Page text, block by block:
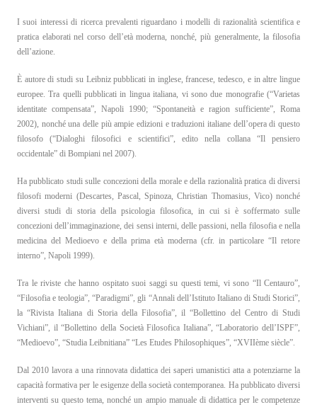
I suoi interessi di ricerca prevalenti riguardano i modelli di razionalità scientifica e
pratica elaborati nel corso dell’età moderna, nonché, più generalmente, la filosofia
dell’azione.
È autore di studi su Leibniz pubblicati in inglese, francese, tedesco, e in altre lingue
europee. Tra quelli pubblicati in lingua italiana, vi sono due monografie (“Varietas
identitate compensata”, Napoli 1990; “Spontaneità e ragion sufficiente”, Roma
2002), nonché una delle più ampie edizioni e traduzioni italiane dell’opera di questo
filosofo (“Dialoghi filosofici e scientifici”, edito nella collana “Il pensiero
occidentale” di Bompiani nel 2007).
Ha pubblicato studi sulle concezioni della morale e della razionalità pratica di diversi
filosofi moderni (Descartes, Pascal, Spinoza, Christian Thomasius, Vico) nonché
diversi studi di storia della psicologia filosofica, in cui si è soffermato sulle
concezioni dell’immaginazione, dei sensi interni, delle passioni, nella filosofia e nella
medicina del Medioevo e della prima età moderna (cfr. in particolare “Il retore
interno”, Napoli 1999).
Tra le riviste che hanno ospitato suoi saggi su questi temi, vi sono “Il Centauro”,
“Filosofia e teologia”, “Paradigmi”, gli “Annali dell’Istituto Italiano di Studi Storici”,
la “Rivista Italiana di Storia della Filosofia”, il “Bollettino del Centro di Studi
Vichiani”, il “Bollettino della Società Filosofica Italiana”, “Laboratorio dell’ISPF”,
“Medioevo”, “Studia Leibnitiana” “Les Etudes Philosophiques”, “XVIIème siècle”.
Dal 2010 lavora a una rinnovata didattica dei saperi umanistici atta a potenziarne la
capacità formativa per le esigenze della società contemporanea. Ha pubblicato diversi
interventi su questo tema, nonché un ampio manuale di didattica per le competenze